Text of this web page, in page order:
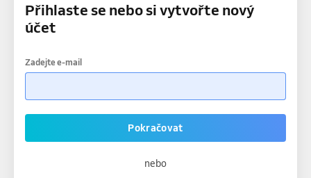
Přihlaste se nebo si vytvořte nový
účet
Zadejte e-mail
Pokračovat
nebo